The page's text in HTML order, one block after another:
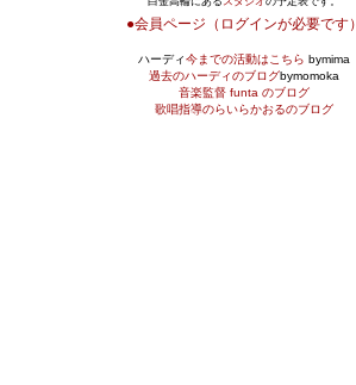
●会員ページ（ログインが必要です）
ハーディ今までの活動はこちら bymima
過去のハーディのブログbymomoka
音楽監督 funta のブログ
歌唱指導のらいらかおるのブログ